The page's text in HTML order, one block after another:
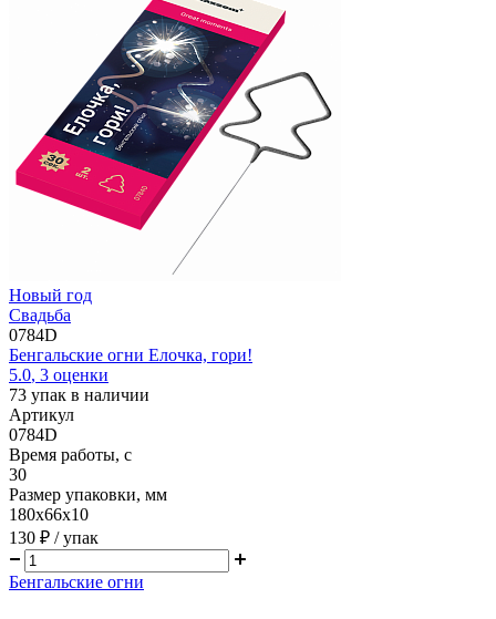
Новый год
Свадьба
0784D
Бенгальские огни Елочка, гори!
5.0, 3 оценки
73 упак в наличии
Артикул
0784D
Время работы, с
30
Размер упаковки, мм
180х66х10
130 ₽ / упак
Бенгальские огни